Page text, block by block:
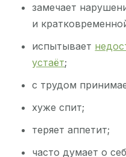
замечает
и
испытывает
устаёт;
с трудом
хуже спит;
теряет аппетит;
часто думает о